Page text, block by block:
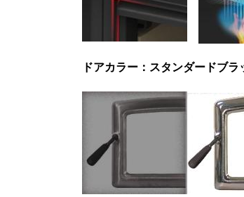
ドアカラー：スタンダードブ